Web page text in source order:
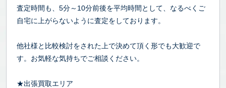
査定時間も、5分～10分前後を平均時間として、なるべくご
自宅に上がらないように査定をしております。
他社様と比較検討をされた上で決めて頂く形でも大歓迎で
す。お気軽な気持ちでご相談ください。
★出張買取エリア